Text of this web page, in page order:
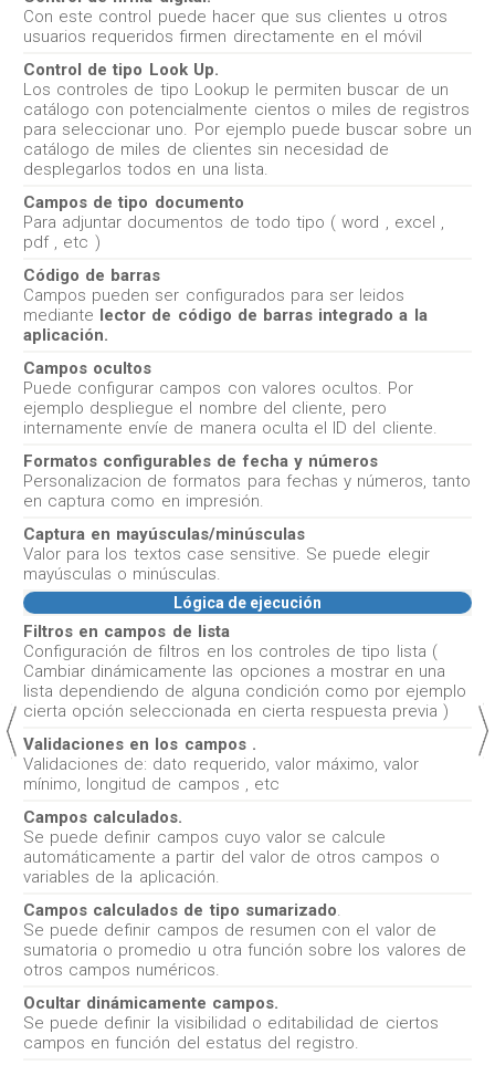
Con este control puede hacer que sus clientes u otros
usuarios requeridos firmen directamente en el móvil
Control de tipo Look Up.
Los controles de tipo Lookup le permiten buscar de un
catálogo con potencialmente cientos o miles de registros
para seleccionar uno. Por ejemplo puede buscar sobre un
catálogo de miles de clientes sin necesidad de
desplegarlos todos en una lista.
Campos de tipo documento
Para adjuntar documentos de todo tipo ( word , excel ,
pdf , etc )
Código de barras
Campos pueden ser configurados para ser leidos
mediante lector de código de barras integrado a la
aplicación.
Campos ocultos
Puede configurar campos con valores ocultos. Por
ejemplo despliegue el nombre del cliente, pero
internamente envíe de manera oculta el ID del cliente.
Formatos configurables de fecha y números
Personalizacion de formatos para fechas y números, tanto
en captura como en impresión.
Captura en mayúsculas/minúsculas
Valor para los textos case sensitive. Se puede elegir
mayúsculas o minúsculas.
Lógica de ejecución
Filtros en campos de lista
Configuración de filtros en los controles de tipo lista (
Cambiar dinámicamente las opciones a mostrar en una
lista dependiendo de alguna condición como por ejemplo
cierta opción seleccionada en cierta respuesta previa )
Validaciones en los campos .
Validaciones de: dato requerido, valor máximo, valor
mínimo, longitud de campos , etc
Campos calculados.
Se puede definir campos cuyo valor se calcule
automáticamente a partir del valor de otros campos o
variables de la aplicación.
Campos calculados de tipo sumarizado.
Se puede definir campos de resumen con el valor de
sumatoria o promedio u otra función sobre los valores de
otros campos numéricos.
Ocultar dinámicamente campos.
Se puede definir la visibilidad o editabilidad de ciertos
campos en función del estatus del registro.